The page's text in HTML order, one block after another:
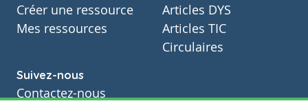
Créer une ressource
Mes ressources
Articles DYS
Articles TIC
Circulaires
Suivez-nous
Contactez-nous